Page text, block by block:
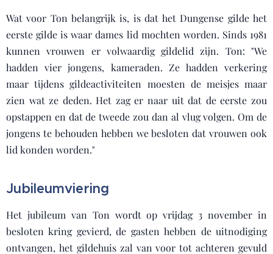
Wat voor Ton belangrijk is, is dat het Dungense gilde het
eerste gilde is waar dames lid mochten worden. Sinds 1981
kunnen vrouwen er volwaardig gildelid zijn. Ton: "We
hadden vier jongens, kameraden. Ze hadden verkering
maar tijdens gildeactiviteiten moesten de meisjes maar
zien wat ze deden. Het zag er naar uit dat de eerste zou
opstappen en dat de tweede zou dan al vlug volgen. Om de
jongens te behouden hebben we besloten dat vrouwen ook
lid konden worden."
Jubileumviering
Het jubileum van Ton wordt op vrijdag 3 november in
besloten kring gevierd, de gasten hebben de uitnodiging
ontvangen, het gildehuis zal van voor tot achteren gevuld